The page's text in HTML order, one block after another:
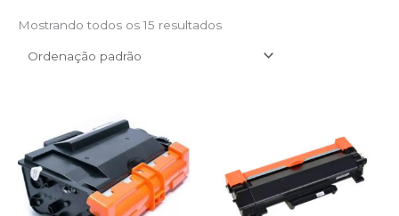
Mostrando todos os 15 resultados